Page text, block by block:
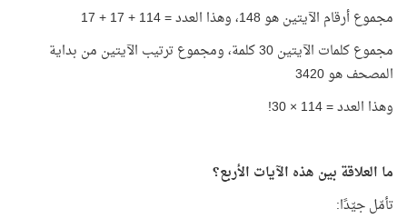
مجموع أرقام الآيتين هو 148، وهذا العدد = 114 + 17 + 17
مجموع كلمات الآيتين 30 كلمة، ومجموع ترتيب الآيتين من بداية
المصحف هو 3420
وهذا العدد = 114 × 30!
ما العلاقة بين هذه الآيات الأربع؟
تأمّل جيّدًا: